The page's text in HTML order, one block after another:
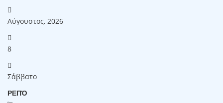
Αύγουστος, 2026
8
Σάββατο
ΡΕΠΌ